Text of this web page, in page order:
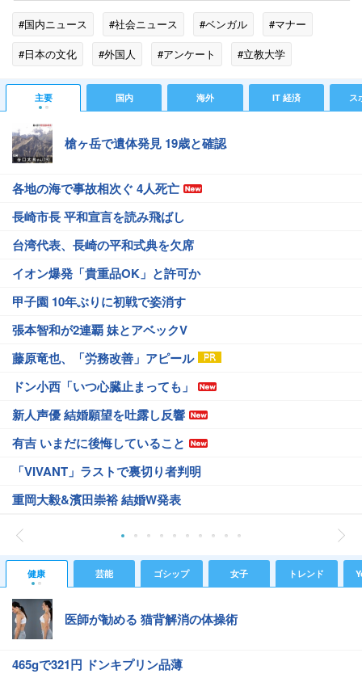
#国内ニュース #社会ニュース #ベンガル
#マナー
#日本の文化
#外国人 #アンケート
#立教大学
#アート引越センター
#ポルトガル #神戸市
#中国
#スウェーデン
#マレーシア #愛知県
#千葉県
#オーストラリア
主要 国内 海外 IT 経済 ス
槍ヶ岳で遺体発見 19歳と確認
各地の海で事故相次ぐ 4人死亡
長崎市長 平和宣言を読み飛ばし
台湾代表、長崎の平和式典を欠席
イオン爆発「貴重品OK」と許可か
甲子園 10年ぶりに初戦で姿消す
張本智和が2連覇 妹とアベックV
藤原竜也、「労務改善」アピール
ドン小西「いつ心臓止まっても」
新人声優 結婚願望を吐露し反響
有吉 いまだに後悔していること
「VIVANT」ラストで裏切り者判明
重岡大毅&濱田崇裕 結婚W発表
健康 芸能 ゴシップ 女子 トレンド
医師が勧める 猫背解消の体操術
465gで321円 ドンキプリン品薄